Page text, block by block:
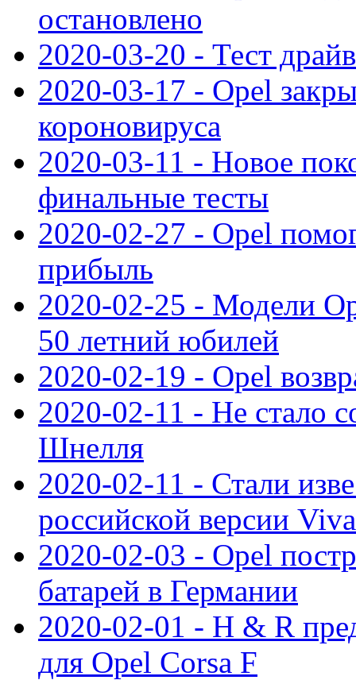
остановлено
2020-03-20 - Тест
2020-03-17 - Opel
короновируса
2020-03-11 - Новое
финальные тесты
2020-02-27 - Opel
прибыль
2020-02-25 - Модели
50 летний юбилей
2020-02-19 - Opel
2020-02-11 - Не стало
Шнелля
2020-02-11 - Стали
российской версии
2020-02-03 - Opel
батарей в Германии
2020-02-01 - H & R
для Opel Corsa F